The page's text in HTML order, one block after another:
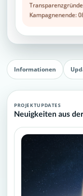
Kampagnenende:
Informationen
PROJEKTUPDATES
Neuigkeiten aus